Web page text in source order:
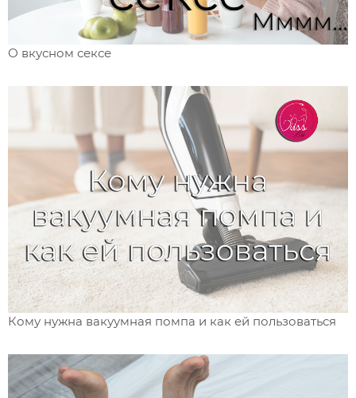
О вкусном сексе
Кому нужна вакуумная помпа и как ей пользоваться